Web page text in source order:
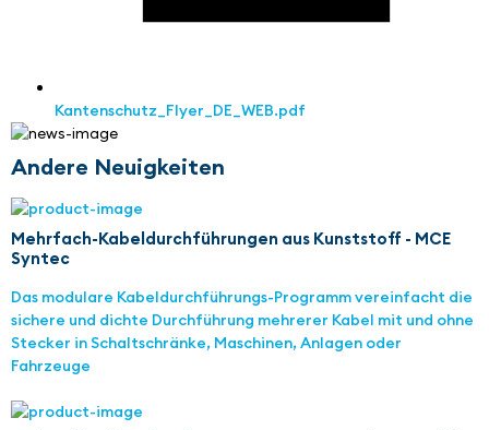
Kantenschutz_Flyer_DE_WEB.pdf
Andere Neuigkeiten
Mehrfach-Kabeldurchführungen aus Kunststoff - MCE
Syntec
Das modulare Kabeldurchführungs-Programm vereinfacht die
sichere und dichte Durchführung mehrerer Kabel mit und ohne
Stecker in Schaltschränke, Maschinen, Anlagen oder
Fahrzeuge